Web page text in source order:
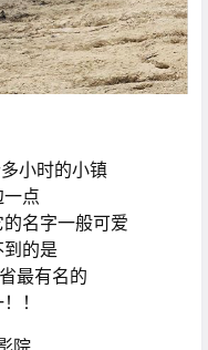
小时的小镇
点
名字一般可爱
的是
最有名的
！